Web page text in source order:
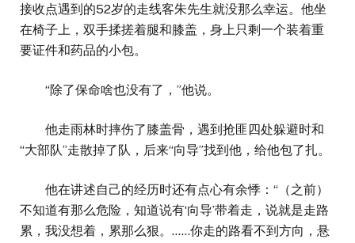
接收点遇到的52岁的走线客朱先生就没那么幸运。他坐
在椅子上，双手揉搓着腿和膝盖，身上只剩一个装着重
要证件和药品的小包。
“除了保命啥也没有了，”他说。
他走雨林时摔伤了膝盖骨，遇到抢匪四处躲避时和
“大部队”走散掉了队，后来“向导”找到他，给他包了扎。
他在讲述自己的经历时还有点心有余悸：“（之前）
不知道有那么危险，知道说有‘向导’带着走，说就是走路
累，我没想着，累那么狠。……你走的路看不到方向，悬